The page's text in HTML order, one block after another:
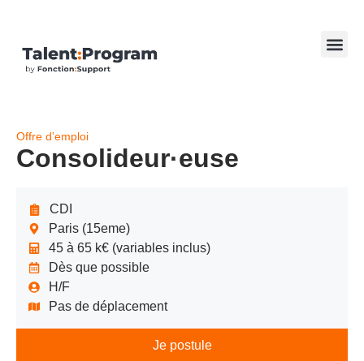
Je postule
CDI
Paris (15eme)
45 à 65 k€ (variables inclus)
Dès que possible
H/F
Pas de déplacement
Offre d’emploi
Consolideur·euse